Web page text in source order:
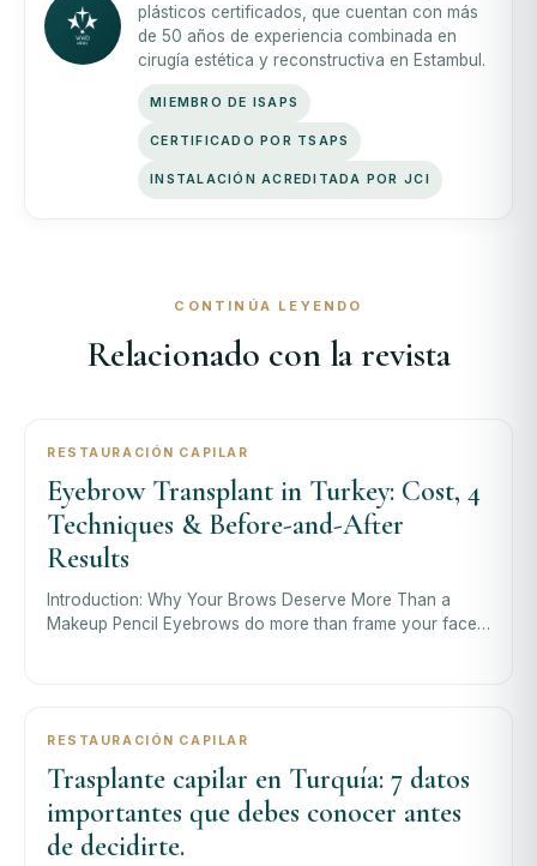
plásticos certificados, que cuentan con más
de 50 años de experiencia combinada en
cirugía estética y reconstructiva en Estambul.
MIEMBRO DE ISAPS
CERTIFICADO POR TSAPS
INSTALACIÓN ACREDITADA POR JCI
CONTINÚA LEYENDO
Relacionado con la revista
RESTAURACIÓN CAPILAR
Eyebrow Transplant in Turkey: Cost, 4
Techniques & Before-and-After
Results
Introduction: Why Your Brows Deserve More Than a
Makeup Pencil Eyebrows do more than frame your face
RESTAURACIÓN CAPILAR
Trasplante capilar en Turquía: 7 datos
importantes que debes conocer antes
de decidirte.